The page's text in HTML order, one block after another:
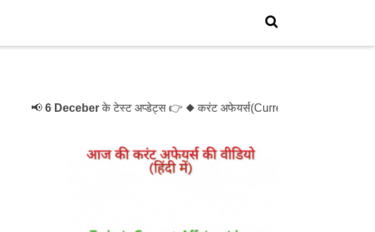
6 Deceberके टेस्ट अप्डेट्स 👉 ◆ करंट अफेयर्स(Current Affairs)- Test- 1214